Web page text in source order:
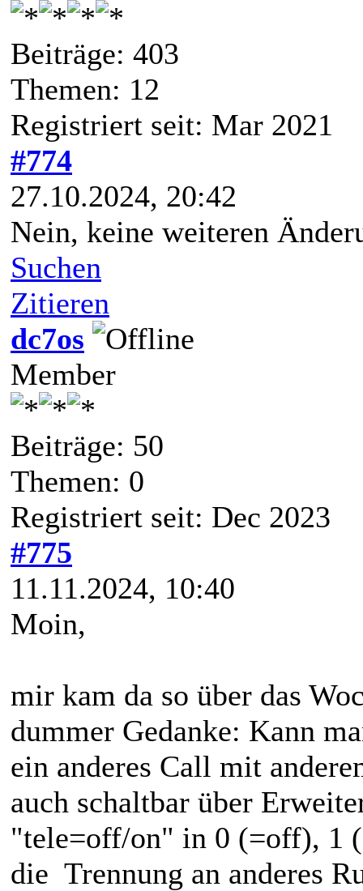
Beiträge: 403
Themen: 12
Registriert seit: Mar 2021
#774
27.10.2024, 20:42
Nein, keine weiteren
Suchen
Zitieren
dc7os
Member
Beiträge: 50
Themen: 0
Registriert seit: Dec 2023
#775
11.11.2024, 10:40
Moin,
mir kam da so über das
dummer Gedanke: Kann
ein anderes Call mit
auch schaltbar über
"tele=off/on" in 0 (=off), 1
die Trennung an anderes